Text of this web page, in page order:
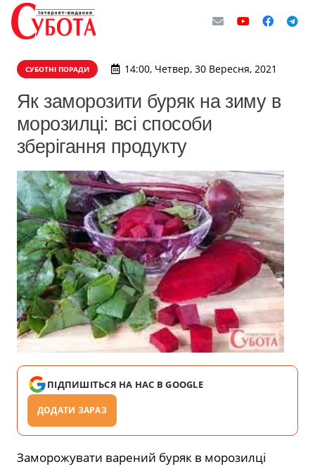
СУБОТНІ ПОРАДИ 14:00, Четвер, 30 Вересня, 2021
Як заморозити буряк на зиму в
морозилці: всі способи
зберігання продукту
ПІДПИШІТЬСЯ НА НАС В GOOGLE
ДОДАТИ ЗАРАЗ
Заморожувати варений буряк в морозилці